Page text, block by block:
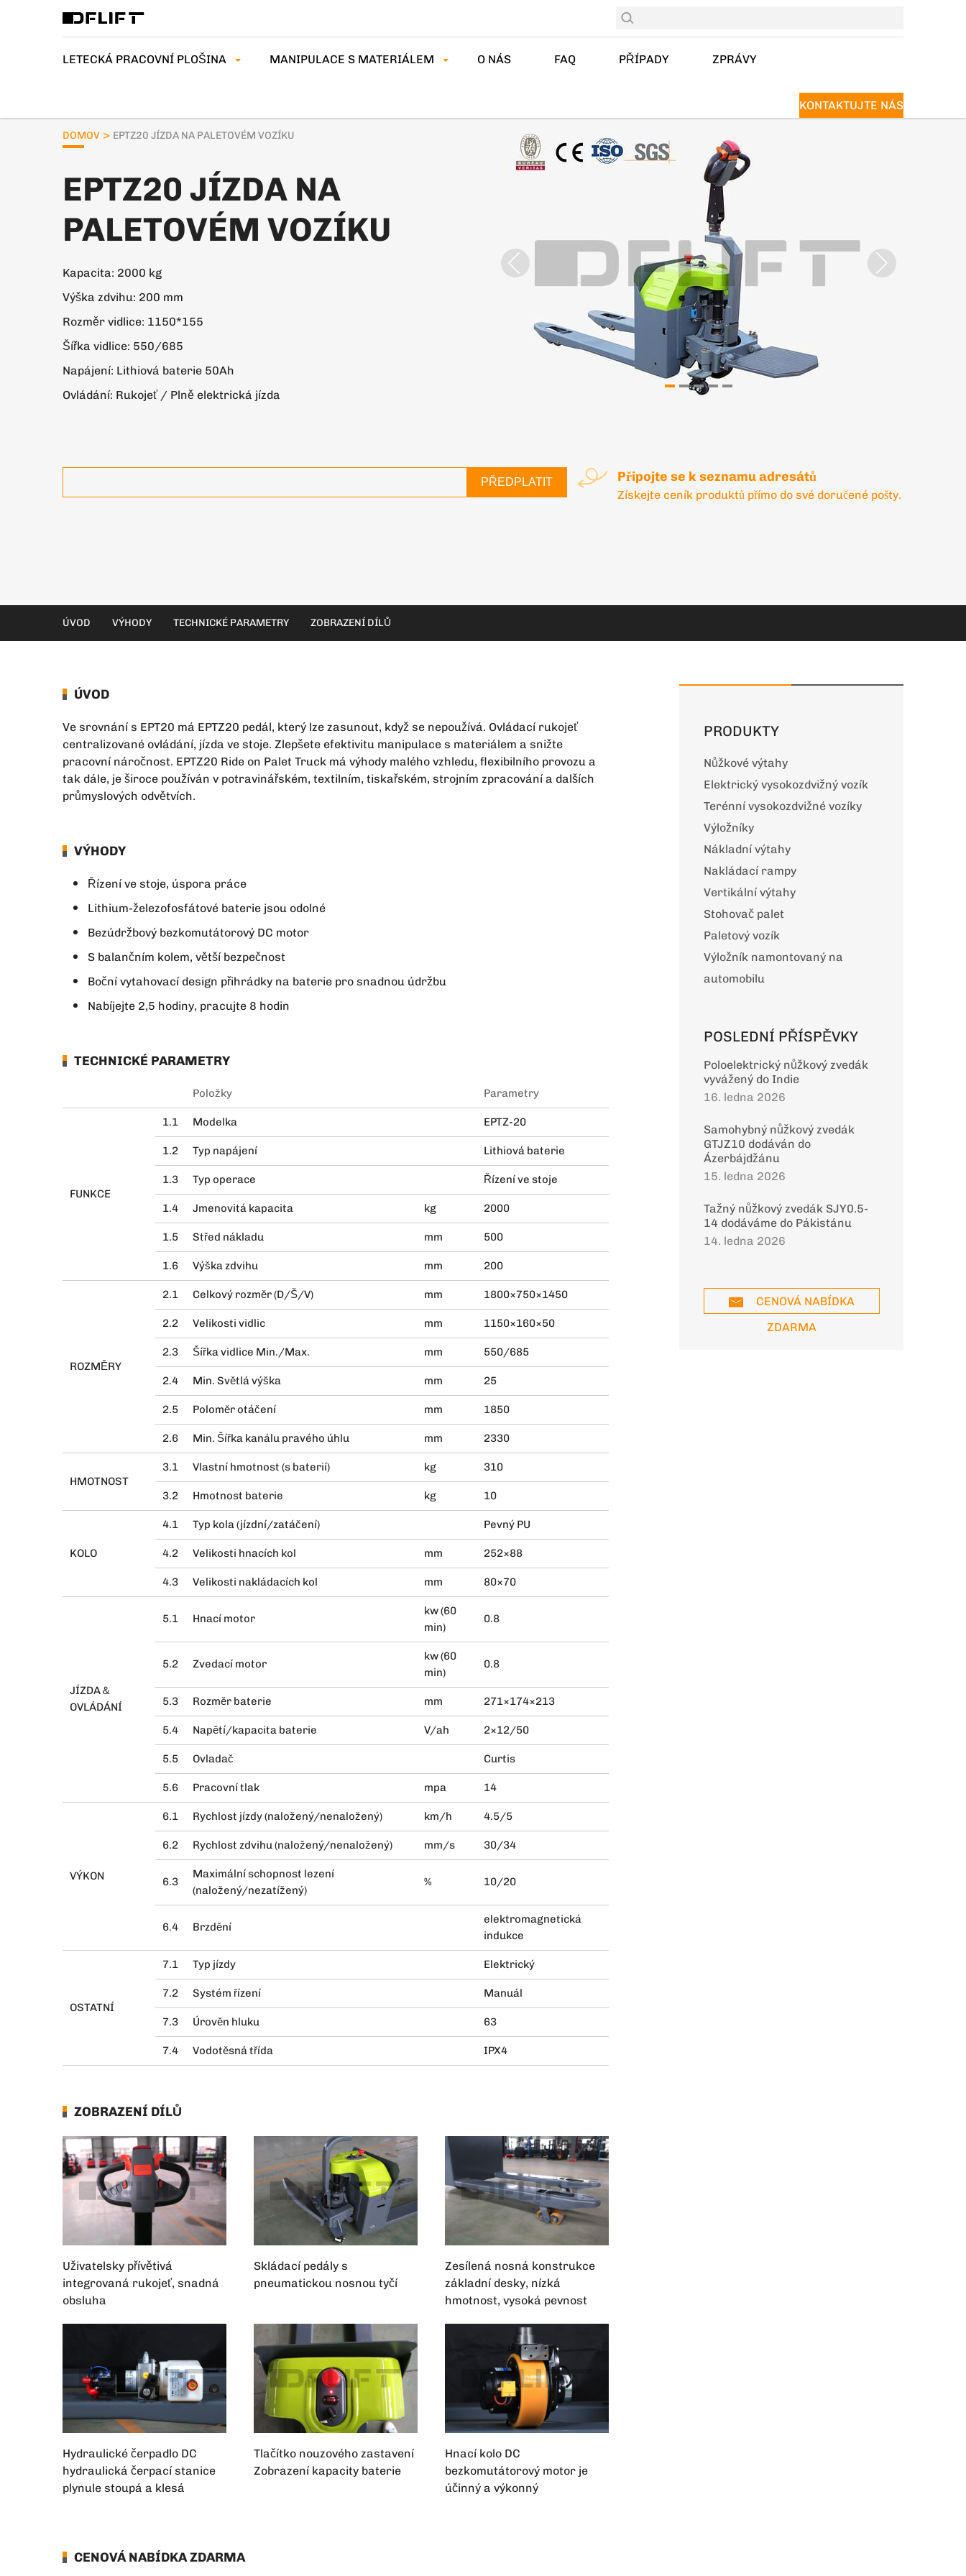
LETECKÁ PRACOVNÍ PLOŠINA MANIPULACE S MATERIÁLEM O NÁS FAQ PŘÍPADY ZPRÁVY
KONTAKTUJTE NÁS
DOMOV > EPTZ20 JÍZDA NA PALETOVÉM VOZÍKU
EPTZ20 JÍZDA NA
PALETOVÉM VOZÍKU
Kapacita: 2000 kg
Výška zdvihu: 200 mm
Rozměr vidlice: 1150*155
Šířka vidlice: 550/685
Napájení: Lithiová baterie 50Ah
Ovládání: Rukojeť / Plně elektrická jízda
PŘEDPLATIT Připojte se k seznamu adresátů
Získejte ceník produktů přímo do své doručené pošty.
ÚVOD VÝHODY TECHNICKÉ PARAMETRY ZOBRAZENÍ DÍLŮ
ÚVOD
Ve srovnání s EPT20 má EPTZ20 pedál, který lze zasunout, když se nepoužívá. Ovládací rukojeť
centralizované ovládání, jízda ve stoje. Zlepšete efektivitu manipulace s materiálem a snižte
pracovní náročnost. EPTZ20 Ride on Palet Truck má výhody malého vzhledu, flexibilního provozu a
tak dále, je široce používán v potravinářském, textilním, tiskařském, strojním zpracování a dalších
průmyslových odvětvích.
VÝHODY
Řízení ve stoje, úspora práce
Lithium-železofosfátové baterie jsou odolné
Bezúdržbový bezkomutátorový DC motor
S balančním kolem, větší bezpečnost
Boční vytahovací design přihrádky na baterie pro snadnou údržbu
Nabíjejte 2,5 hodiny, pracujte 8 hodin
TECHNICKÉ PARAMETRY
Položky Parametry
FUNKCE
1.1 Modelka EPTZ-20
1.2 Typ napájení Lithiová baterie
1.3 Typ operace Řízení ve stoje
1.4 Jmenovitá kapacita kg 2000
1.5 Střed nákladu mm 500
1.6 Výška zdvihu mm 200
ROZMĚRY
2.1 Celkový rozměr (D/Š/V) mm 1800×750×1450
2.2 Velikosti vidlic mm 1150×160×50
2.3 Šířka vidlice Min./Max. mm 550/685
2.4 Min. Světlá výška mm 25
2.5 Poloměr otáčení mm 1850
2.6 Min. Šířka kanálu pravého úhlu mm 2330
HMOTNOST
3.1 Vlastní hmotnost (s baterií) kg 310
3.2 Hmotnost baterie kg 10
KOLO
4.1 Typ kola (jízdní/zatáčení) Pevný PU
4.2 Velikosti hnacích kol mm 252×88
4.3 Velikosti nakládacích kol mm 80×70
JÍZDA＆
OVLÁDÁNÍ
5.1 Hnací motor
kw (60
min)
0.8
5.2 Zvedací motor
kw (60
min)
0.8
5.3 Rozměr baterie mm 271×174×213
5.4 Napětí/kapacita baterie V/ah 2×12/50
5.5 Ovladač Curtis
5.6 Pracovní tlak mpa 14
VÝKON
6.1 Rychlost jízdy (naložený/nenaložený) km/h 4.5/5
6.2 Rychlost zdvihu (naložený/nenaložený) mm/s 30/34
6.3
Maximální schopnost lezení
(naložený/nezatížený)
% 10/20
6.4 Brzdění
elektromagnetická
indukce
OSTATNÍ
7.1 Typ jízdy Elektrický
7.2 Systém řízení Manuál
7.3 Úrověn hluku 63
7.4 Vodotěsná třída IPX4
ZOBRAZENÍ DÍLŮ
Uživatelsky přívětivá
integrovaná rukojeť, snadná
obsluha
Skládací pedály s
pneumatickou nosnou tyčí
Zesílená nosná konstrukce
základní desky, nízká
hmotnost, vysoká pevnost
Hydraulické čerpadlo DC
hydraulická čerpací stanice
plynule stoupá a klesá
Tlačítko nouzového zastavení
Zobrazení kapacity baterie
Hnací kolo DC
bezkomutátorový motor je
účinný a výkonný
CENOVÁ NABÍDKA ZDARMA
PRODUKTY
Nůžkové výtahy
Elektrický vysokozdvižný vozík
Terénní vysokozdvižné vozíky
Výložníky
Nákladní výtahy
Nakládací rampy
Vertikální výtahy
Stohovač palet
Paletový vozík
Výložník namontovaný na
automobilu
POSLEDNÍ PŘÍSPĚVKY
Poloelektrický nůžkový zvedák
vyvážený do Indie
16. ledna 2026
Samohybný nůžkový zvedák
GTJZ10 dodáván do
Ázerbájdžánu
15. ledna 2026
Tažný nůžkový zvedák SJY0.5-
14 dodáváme do Pákistánu
14. ledna 2026
CENOVÁ NABÍDKA
ZDARMA